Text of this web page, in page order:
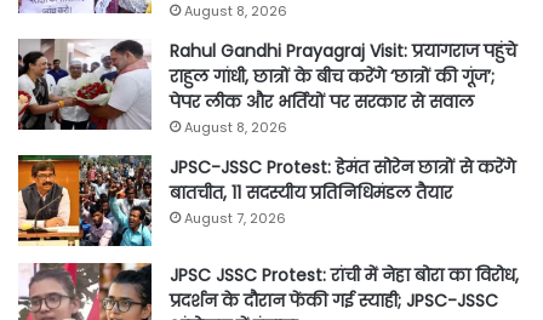
August 8, 2026
Rahul Gandhi Prayagraj Visit: प्रयागराज पहुंचे
राहुल गांधी, छात्रों के बीच करेंगे ‘छात्रों की गूंज’;
पेपर लीक और भर्तियों पर सरकार से सवाल
August 8, 2026
JPSC-JSSC Protest: हेमंत सोरेन छात्रों से करेंगे
बातचीत, 11 सदस्यीय प्रतिनिधिमंडल तैयार
August 7, 2026
JPSC JSSC Protest: रांची में नेहा बोरा का विरोध,
प्रदर्शन के दौरान फेंकी गई स्याही; JPSC-JSSC